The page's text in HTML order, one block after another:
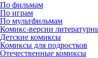
По фильмам
По играм
По мультфильмам
Комикс-версии
Детские комиксы
Комиксы для подростков
Отечественные комиксы